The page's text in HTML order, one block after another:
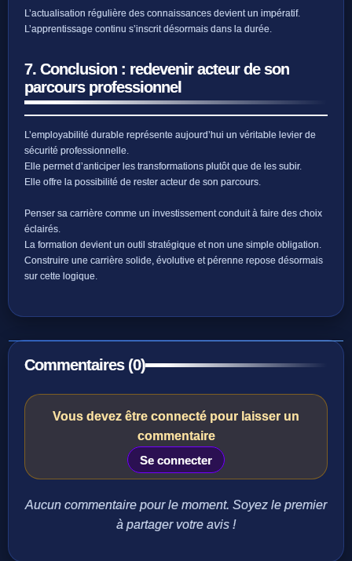
L’actualisation régulière des connaissances devient un impératif.
L’apprentissage continu s’inscrit désormais dans la durée.
7. Conclusion : redevenir acteur de son
parcours professionnel
L’employabilité durable représente aujourd’hui un véritable levier de
sécurité professionnelle.
Elle permet d’anticiper les transformations plutôt que de les subir.
Elle offre la possibilité de rester acteur de son parcours.
Penser sa carrière comme un investissement conduit à faire des choix
éclairés.
La formation devient un outil stratégique et non une simple obligation.
Construire une carrière solide, évolutive et pérenne repose désormais
sur cette logique.
Commentaires (0)
Vous devez être connecté pour laisser un
commentaire
Se connecter
Aucun commentaire pour le moment. Soyez le premier
à partager votre avis !